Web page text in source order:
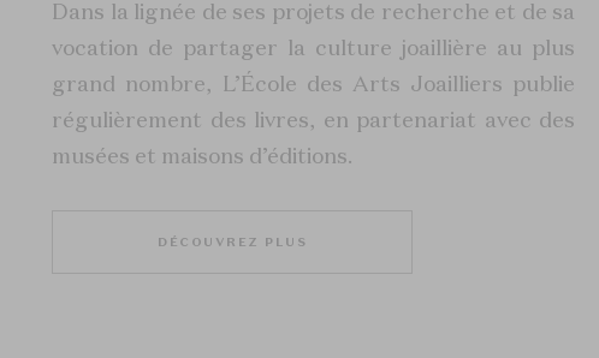
Dans la lignée de ses projets de recherche et de sa
vocation de partager la culture joaillière au plus
grand nombre, L’École des Arts Joailliers publie
régulièrement des livres, en partenariat avec des
musées et maisons d’éditions.
DÉCOUVREZ PLUS